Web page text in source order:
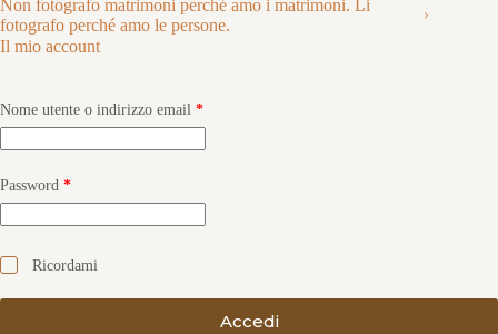
Non fotografo matrimoni perché amo i matrimoni. Li
fotografo perché amo le persone.
Il mio account
Nome utente o indirizzo email *Richiesto
Password *Richiesto
Ricordami
Accedi